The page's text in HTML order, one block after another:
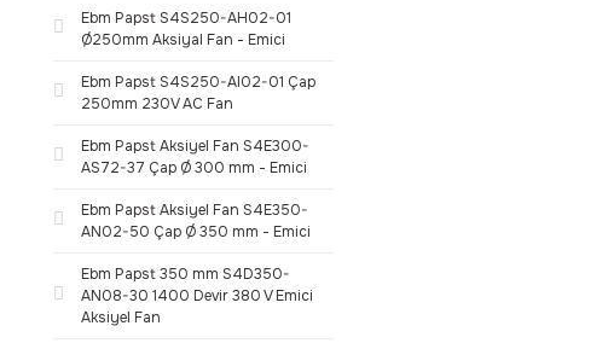
Ebm Papst S4S250-AH02-01
Ø250mm Aksiyal Fan - Emici
Ebm Papst S4S250-AI02-01 Çap
250mm 230V AC Fan
Ebm Papst Aksiyel Fan S4E300-
AS72-37 Çap Ø 300 mm - Emici
Ebm Papst Aksiyel Fan S4E350-
AN02-50 Çap Ø 350 mm - Emici
Ebm Papst 350 mm S4D350-
AN08-30 1400 Devir 380 V Emici
Aksiyel Fan